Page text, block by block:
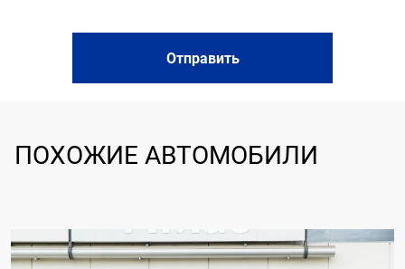
Система доступа без ключа
Электропривод крышки багажника
Отправить
ПОХОЖИЕ АВТОМОБИЛИ